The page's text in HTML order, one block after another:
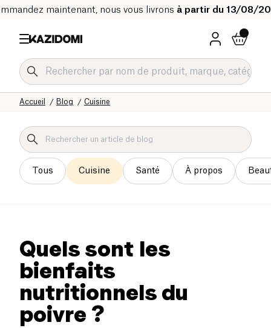
maintenant, nous vous livrons à partir du 13/08/
Cuisine
Blog
Accueil
Tous Cuisine Santé À propos
Quels sont les
bienfaits
nutritionnels du
poivre ?